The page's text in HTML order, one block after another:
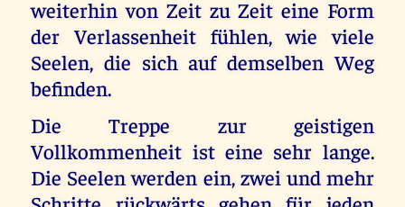
weiterhin von Zeit zu Zeit eine Form
der Verlassenheit fühlen, wie viele
Seelen, die sich auf demselben Weg
befinden.
Die Treppe zur geistigen
Vollkommenheit ist eine sehr lange.
Die Seelen werden ein, zwei und mehr